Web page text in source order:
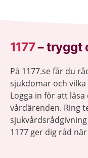
1177–tryggt
På 1177.se får du
sjukdomar och
Logga in för att
vårdärenden. Ring
1177 ger dig råd